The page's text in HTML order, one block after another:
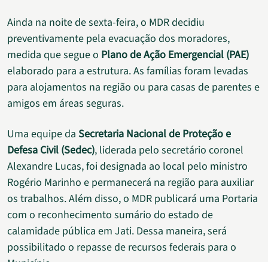
Ainda na noite de sexta-feira, o MDR decidiu
preventivamente pela evacuação dos moradores,
medida que segue o Plano de Ação Emergencial (PAE)
elaborado para a estrutura. As famílias foram levadas
para alojamentos na região ou para casas de parentes e
amigos em áreas seguras.
Uma equipe da Secretaria Nacional de Proteção e
Defesa Civil (Sedec), liderada pelo secretário coronel
Alexandre Lucas, foi designada ao local pelo ministro
Rogério Marinho e permanecerá na região para auxiliar
os trabalhos. Além disso, o MDR publicará uma Portaria
com o reconhecimento sumário do estado de
calamidade pública em Jati. Dessa maneira, será
possibilitado o repasse de recursos federais para o